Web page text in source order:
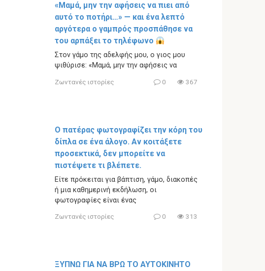
«Μαμά, μην την αφήσεις να πιει από
αυτό το ποτήρι…» — και ένα λεπτό
αργότερα ο γαμπρός προσπάθησε να
του αρπάξει το τηλέφωνο
Στον γάμο της αδελφής μου, ο γιος μου
ψιθύρισε: «Μαμά, μην την αφήσεις να
Ζωντανές ιστορίες 0 367
Ο πατέρας φωτογραφίζει την κόρη του
δίπλα σε ένα άλογο. Αν κοιτάξετε
προσεκτικά, δεν μπορείτε να
πιστέψετε τι βλέπετε.
Είτε πρόκειται για βάπτιση, γάμο, διακοπές
ή μια καθημερινή εκδήλωση, οι
φωτογραφίες είναι ένας
Ζωντανές ιστορίες 0 313
ΞΥΠΝΩ ΓΙΑ ΝΑ ΒΡΩ ΤΟ ΑΥΤΟΚΙΝΗΤΟ